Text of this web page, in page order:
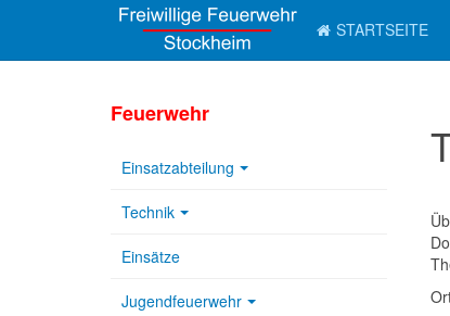
STARTSEITE
Feuerwehr
Einsatzabteilung
Technik
Einsätze
Jugendfeuerwehr